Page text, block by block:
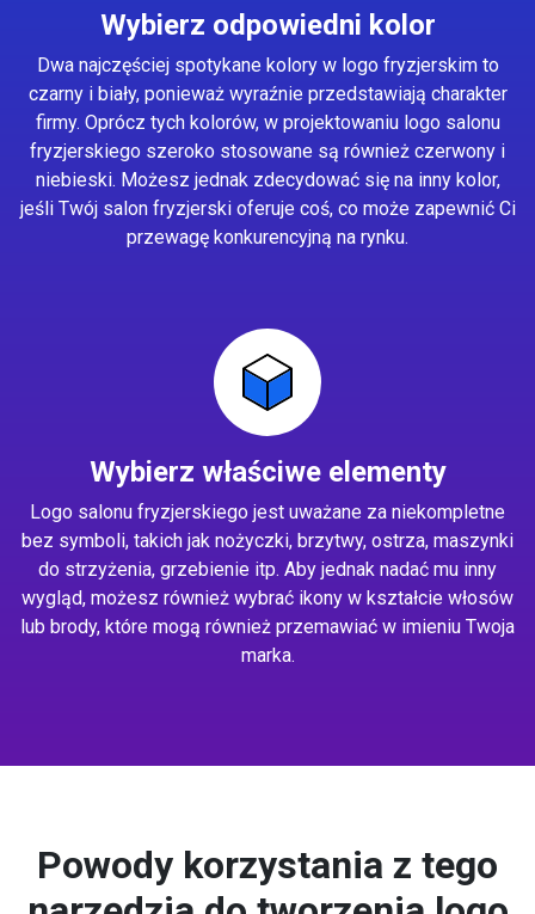
Wybierz odpowiedni kolor
Dwa najczęściej spotykane kolory w logo fryzjerskim to
czarny i biały, ponieważ wyraźnie przedstawiają charakter
firmy. Oprócz tych kolorów, w projektowaniu logo salonu
fryzjerskiego szeroko stosowane są również czerwony i
niebieski. Możesz jednak zdecydować się na inny kolor,
jeśli Twój salon fryzjerski oferuje coś, co może zapewnić Ci
przewagę konkurencyjną na rynku.
Wybierz właściwe elementy
Logo salonu fryzjerskiego jest uważane za niekompletne
bez symboli, takich jak nożyczki, brzytwy, ostrza, maszynki
do strzyżenia, grzebienie itp. Aby jednak nadać mu inny
wygląd, możesz również wybrać ikony w kształcie włosów
lub brody, które mogą również przemawiać w imieniu Twoja
marka.
Powody korzystania z tego